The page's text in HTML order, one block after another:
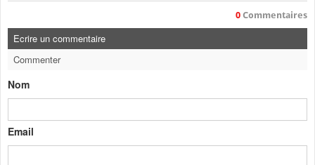
0 Commentaires
Ecrire un commentaire
Commenter
Nom
Email